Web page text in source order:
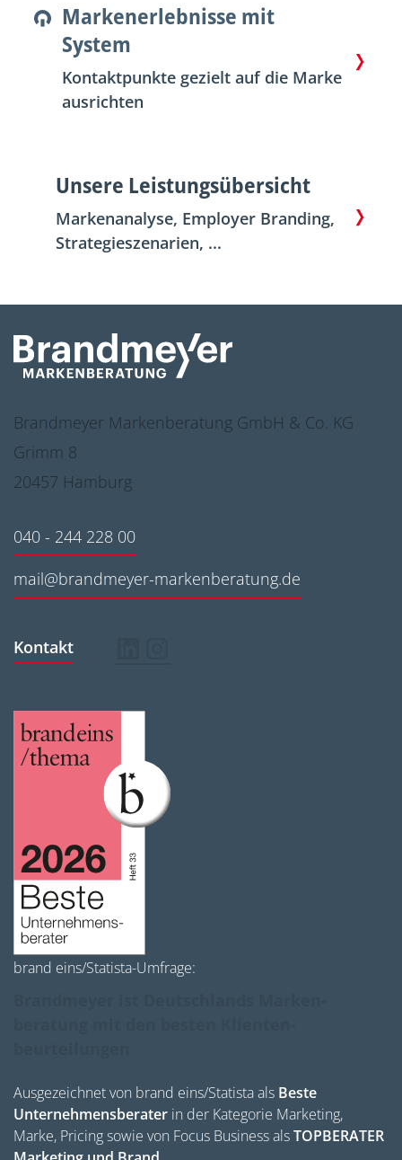
Markenerlebnisse mit
System
Kontaktpunkte gezielt auf die Marke
ausrichten
Unsere Leistungsübersicht
Markenanalyse, Employer Branding,
Strategieszenarien, ...
Brandmeyer Markenberatung GmbH & Co. KG
Grimm 8
20457 Hamburg
040 - 244 228 00
mail@brandmeyer-markenberatung.de
Kontakt
brand eins/Statista-Umfrage:
Ausgezeichnet von brand eins/Statista als Beste
Unternehmensberater in der Kategorie Marketing,
Marke, Pricing sowie von Focus Business alsTOPBERATER